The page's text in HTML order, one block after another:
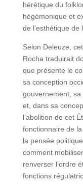
hérétique du
hégémonique et
de l’esthétique
Selon Deleuze,
Rocha traduirait
que présente le
sa conception
gouvernement,
et, dans sa
l’abolition de cet
fonctionnaire de
la pensée
comment
renverser l’ordre
fonctions